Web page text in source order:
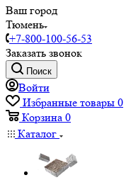
Ваш город
Тюмень
+7-800-100-56-53
Заказать звонок
Поиск
Войти
Избранные товары 0
Корзина 0
Каталог